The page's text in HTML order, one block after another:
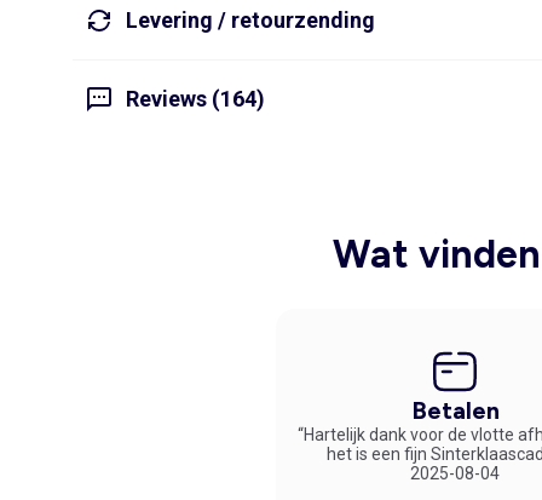
Levering / retourzending
Reviews (164)
Wat
Betalen
“Hartelijk dank voor de vlotte
het is een fijn
2025-08-04